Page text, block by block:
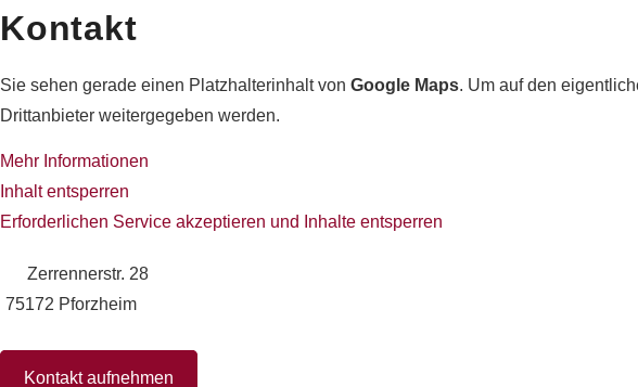
Kontakt
Sie sehen gerade einen Platzhalterinhalt von Google Maps. Um auf den
Drittanbieter weitergegeben werden.
Mehr Informationen
Inhalt entsperren
Erforderlichen Service akzeptieren und Inhalte entsperren
Zerrennerstr. 28
75172 Pforzheim
Kontakt aufnehmen